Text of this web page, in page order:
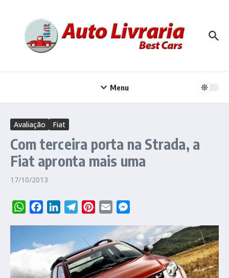
Menu
Avaliação Fiat
Com terceira porta na Strada, a
Fiat apronta mais uma
17/10/2013
WhatsAppFacebookLinkedInTelegramPinterest
Email